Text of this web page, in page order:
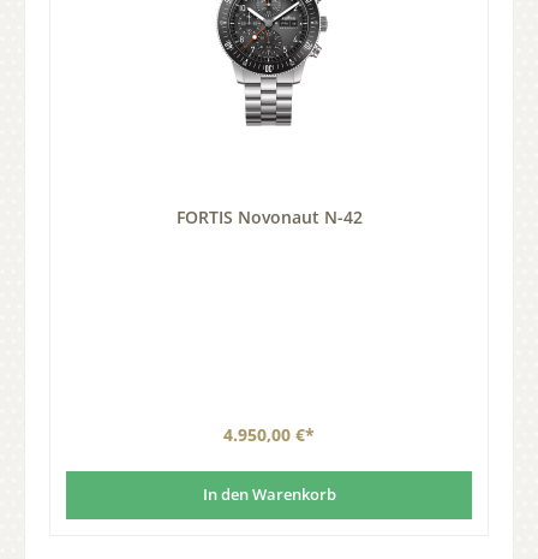
FORTIS Novonaut N-42
4.950,00 €*
In den Warenkorb